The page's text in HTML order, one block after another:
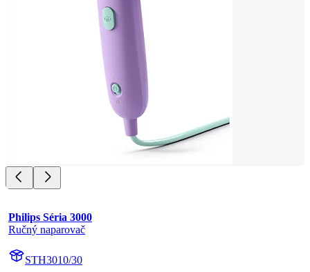
Philips Séria 3000
Ručný naparovač
STH3010/30